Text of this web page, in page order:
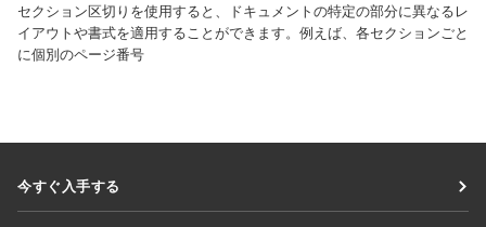
セクション区切りを使用すると、ドキュメントの特定の部分に異なるレ
イアウトや書式を適用することができます。例えば、各セクションごと
に個別のページ番号
今すぐ入手する